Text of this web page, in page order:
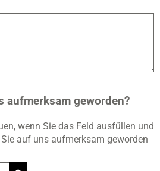
aufmerksam geworden?
wenn Sie das Feld ausfüllen und
auf uns aufmerksam geworden